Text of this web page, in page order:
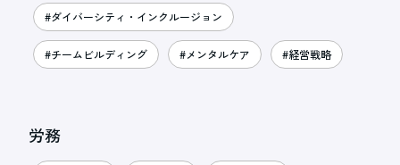
#ダイバーシティ・インクルージョン
#チームビルディング #メンタルケア #経営戦略
労務